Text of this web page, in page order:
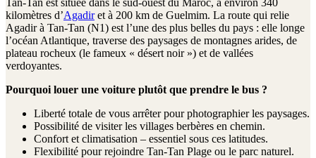
kilomètres d’Agadiret à 200 km de Guelmim. La route qui relie
Agadir à Tan-Tan (N1) est l’une des plus belles du pays : elle longe
l’océan Atlantique, traverse des paysages de montagnes arides, de
plateau rocheux (le fameux « désert noir ») et de vallées
verdoyantes.
Pourquoi louer une voiture plutôt que prendre le bus ?
Liberté totale de vous arrêter pour photographier les paysages.
Possibilité de visiter les villages berbères en chemin.
Confort et climatisation – essentiel sous ces latitudes.
Flexibilité pour rejoindre Tan-Tan Plage ou le parc naturel.